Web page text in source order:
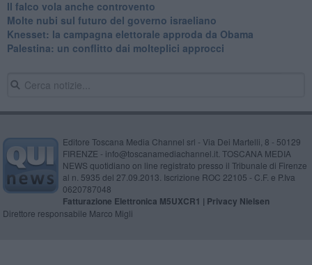
​Il falco vola anche controvento
Molte nubi sul futuro del governo israeliano
Knesset: la campagna elettorale approda da Obama
Palestina: un conflitto dai molteplici approcci
Editore Toscana Media Channel srl - Via Dei Martelli, 8 - 50129
FIRENZE - info@toscanamediachannel.it. TOSCANA MEDIA
NEWS quotidiano on line registrato presso il Tribunale di Firenze
al n. 5935 del 27.09.2013. Iscrizione ROC 22105 - C.F. e P.Iva
0620787048
Fatturazione Elettronica M5UXCR1 | Privacy Nielsen
Direttore responsabile Marco Migli